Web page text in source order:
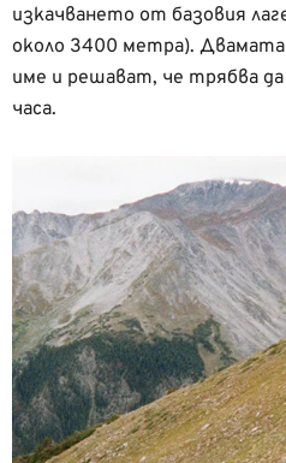
изкачването от базовия
около 3400 метра). Двамата
име и решават, че трябва
часа.